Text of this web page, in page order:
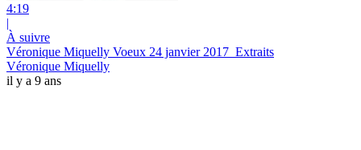
4:19
|
À suivre
Véronique Miquelly Voeux 24 janvier 2017_Extraits
Véronique Miquelly
il y a 9 ans